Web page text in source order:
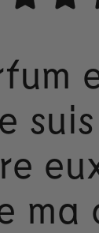
ma